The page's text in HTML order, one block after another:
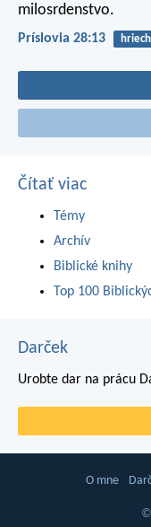
milosrdenstvo.
Príslovia 28:13 hriech
Čítať viac
Témy
Archív
Biblické knihy
Top 100
Darček
Urobte dar na prácu
O mne
©